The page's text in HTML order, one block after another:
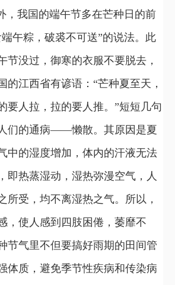
，我国的端午节多在芒种日的前
午粽，破裘不可送”的说法。此
节没过，御寒的衣服不要脱去，
的江西省有谚语：“芒种夏至天，
要人拉，拉的要人推。”短短几句
们的通病——懒散。其原因是夏
中的湿度增加，体内的汗液无法
即热蒸湿动，湿热弥漫空气，人
所受，均不离湿热之气。所以，
，使人感到四肢困倦，萎靡不
节气里不但要搞好雨期的田间管
体质，避免季节性疾病和传染病